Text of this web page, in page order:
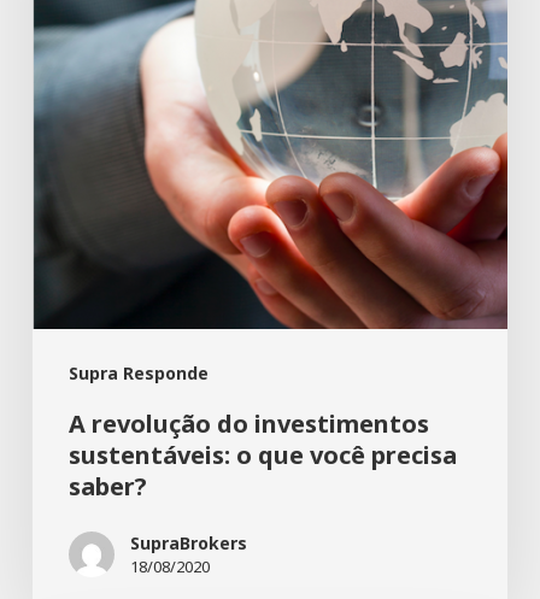
Supra Responde
sustentáveis:
o
que
A revolução do investimentos
sustentáveis: o que você precisa
saber?
SupraBrokers
18/08/2020